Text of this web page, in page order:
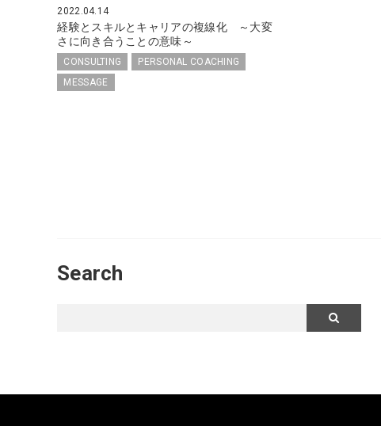
2022.04.14
経験とスキルとキャリアの複線化 ～大変
さに向き合うことの意味～
CONSULTING
PERSONAL COACHING
MESSAGE
Search